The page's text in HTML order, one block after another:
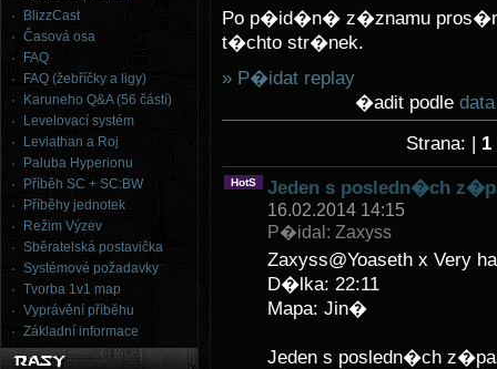
BlizzCast
Časová osa
FAQ
FAQ (žebříčky a ligy)
Karuneho Q&A (56 částí)
Levelovací systém
Leviathan a Roj
Paluba Hyperionu
Příběh SC + SC:BW
Příběhy jednotek
Režim Výzev
Sběratelská postavička
Systémové požadavky
Tvorba 1v1 map
Vyprávění příběhu
Základní informace
Po p�id�n� z�znamu
t�chto str�nek.
» P�idat replay
�adit podle
Strana: | 1
HotS Jeden s posledn�ch
16.02.2014 14:15
P�idal: Zaxyss
Zaxyss@Yoaseth x Very
D�lka: 22:11
Mapa: Jin�
Jeden s posledn�ch